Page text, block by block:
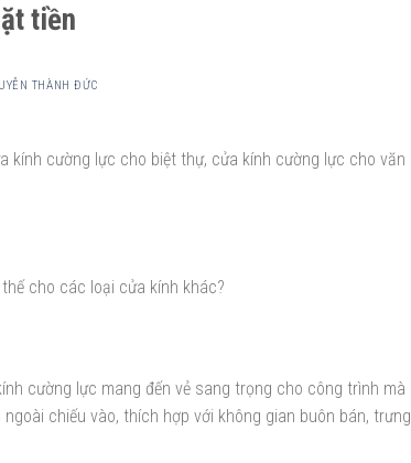
tiền
THÀNH ĐỨC
kính cường lực cho biệt thự, cửa kính cường lực cho văn
cho các loại cửa kính khác?
cường lực mang đến vẻ sang trọng cho công trình mà
chiếu vào, thích hợp với không gian buôn bán, trưng